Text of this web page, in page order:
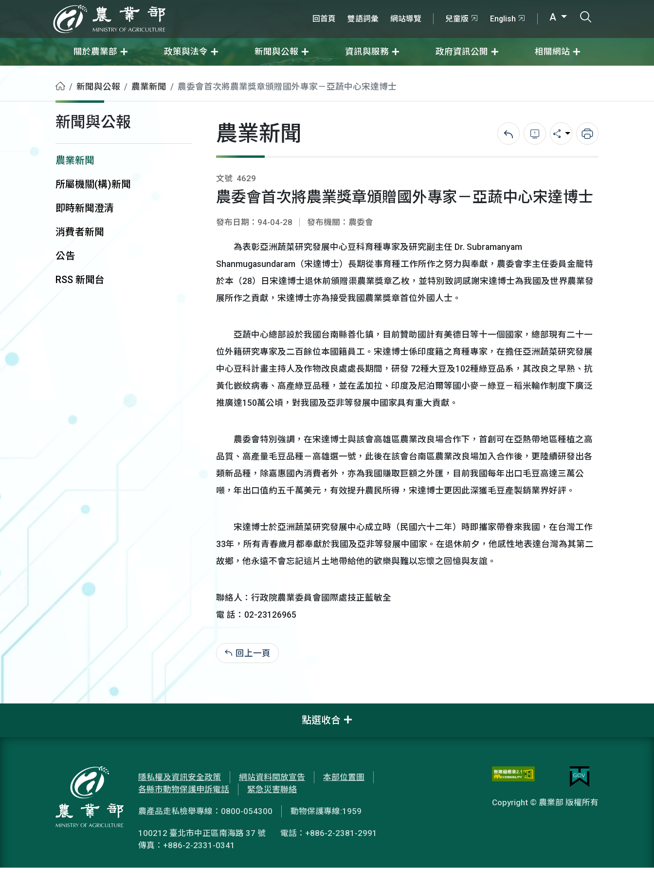
農業部 回首頁 雙語詞彙 網站導覽 兒童版 English A
關於農業部 政策與法令 新聞與公報 資訊與服務 政府資訊公開 相關網站
首頁新聞與公報 農業新聞 農委會首次將農業獎章頒贈國外專家－亞蔬中心宋達博士
新聞與公報
農業新聞
所屬機關(構)新聞
即時新聞澄清
消費者新聞
公告
RSS 新聞台
農業新聞 回上一頁錯誤回報分享 列印
文號 4629
農委會首次將農業獎章頒贈國外專家－亞蔬中心宋達博士
發布日期：94-04-28 發布機關：農委會
為表彰亞洲蔬菜研究發展中心豆科育種專家及研究副主任 Dr. Subramanyam
Shanmugasundaram（宋達博士）長期從事育種工作所作之努力與奉獻，農委會李主任委員金龍特
於本（28）日宋達博士退休前頒贈渠農業獎章乙枚，並特別致詞感謝宋達博士為我國及世界農業發
展所作之貢獻，宋達博士亦為接受我國農業獎章首位外國人士。
亞蔬中心總部設於我國台南縣善化鎮，目前贊助國計有美德日等十一個國家，總部現有二十一
位外籍研究專家及二百餘位本國籍員工。宋達博士係印度籍之育種專家，在擔任亞洲蔬菜研究發展
中心豆科計畫主持人及作物改良處處長期間，研發 72種大豆及102種綠豆品系，其改良之早熟、抗
黃化嵌紋病毒、高產綠豆品種，並在孟加拉、印度及尼泊爾等國小麥－綠豆－稻米輪作制度下廣泛
推廣達150萬公頃，對我國及亞非等發展中國家具有重大貢獻。
農委會特別強調，在宋達博士與該會高雄區農業改良場合作下，首創可在亞熱帶地區種植之高
品質、高產量毛豆品種－高雄選一號，此後在該會台南區農業改良場加入合作後，更陸續研發出各
類新品種，除嘉惠國內消費者外，亦為我國賺取巨額之外匯，目前我國每年出口毛豆高達三萬公
噸，年出口值約五千萬美元，有效提升農民所得，宋達博士更因此深獲毛豆產製銷業界好評。
宋達博士於亞洲蔬菜研究發展中心成立時（民國六十二年）時即攜家帶眷來我國，在台灣工作
33年，所有青春歲月都奉獻於我國及亞非等發展中國家。在退休前夕，他感性地表達台灣為其第二
故鄉，他永遠不會忘記這片土地帶給他的歡樂與難以忘懷之回憶與友誼。
聯絡人：行政院農業委員會國際處技正藍敏全
電 話：02-23126965
回上一頁
點選收合
隱私權及資訊安全政策 網站資料開放宣告
本部位置圖
各縣市動物保護申訴電話
緊急災害聯絡
農產品走私檢舉專線：0800-054300 動物保護專線:1959
100212 臺北市中正區南海路 37 號
電話：+886-2-2381-2991
傳真：+886-2-2331-0341
Copyright © 農業部 版權所有